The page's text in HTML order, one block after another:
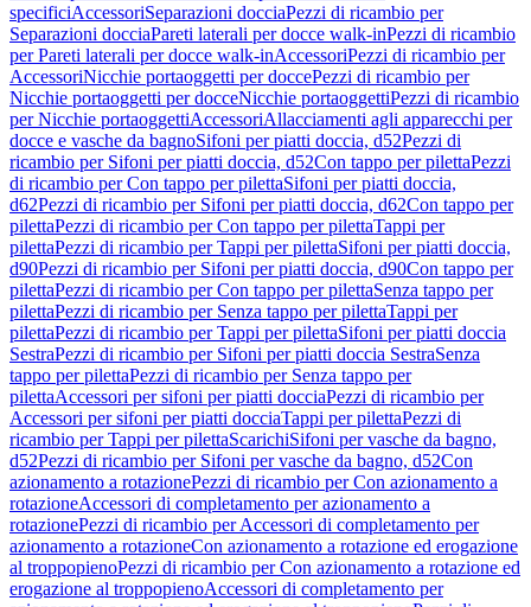
specificiAccessoriSeparazioni docciaPezzi di ricambio per
Separazioni docciaPareti laterali per docce walk-inPezzi di ricambio
per Pareti laterali per docce walk-inAccessoriPezzi di ricambio per
AccessoriNicchie portaoggetti per doccePezzi di ricambio per
Nicchie portaoggetti per docceNicchie portaoggettiPezzi di ricambio
per Nicchie portaoggettiAccessoriAllacciamenti agli apparecchi per
docce e vasche da bagnoSifoni per piatti doccia, d52Pezzi di
ricambio per Sifoni per piatti doccia, d52Con tappo per pilettaPezzi
di ricambio per Con tappo per pilettaSifoni per piatti doccia,
d62Pezzi di ricambio per Sifoni per piatti doccia, d62Con tappo per
pilettaPezzi di ricambio per Con tappo per pilettaTappi per
pilettaPezzi di ricambio per Tappi per pilettaSifoni per piatti doccia,
d90Pezzi di ricambio per Sifoni per piatti doccia, d90Con tappo per
pilettaPezzi di ricambio per Con tappo per pilettaSenza tappo per
pilettaPezzi di ricambio per Senza tappo per pilettaTappi per
pilettaPezzi di ricambio per Tappi per pilettaSifoni per piatti doccia
SestraPezzi di ricambio per Sifoni per piatti doccia SestraSenza
tappo per pilettaPezzi di ricambio per Senza tappo per
pilettaAccessori per sifoni per piatti docciaPezzi di ricambio per
Accessori per sifoni per piatti docciaTappi per pilettaPezzi di
ricambio per Tappi per pilettaScarichiSifoni per vasche da bagno,
d52Pezzi di ricambio per Sifoni per vasche da bagno, d52Con
azionamento a rotazionePezzi di ricambio per Con azionamento a
rotazioneAccessori di completamento per azionamento a
rotazionePezzi di ricambio per Accessori di completamento per
azionamento a rotazioneCon azionamento a rotazione ed erogazione
al troppopienoPezzi di ricambio per Con azionamento a rotazione ed
erogazione al troppopienoAccessori di completamento per